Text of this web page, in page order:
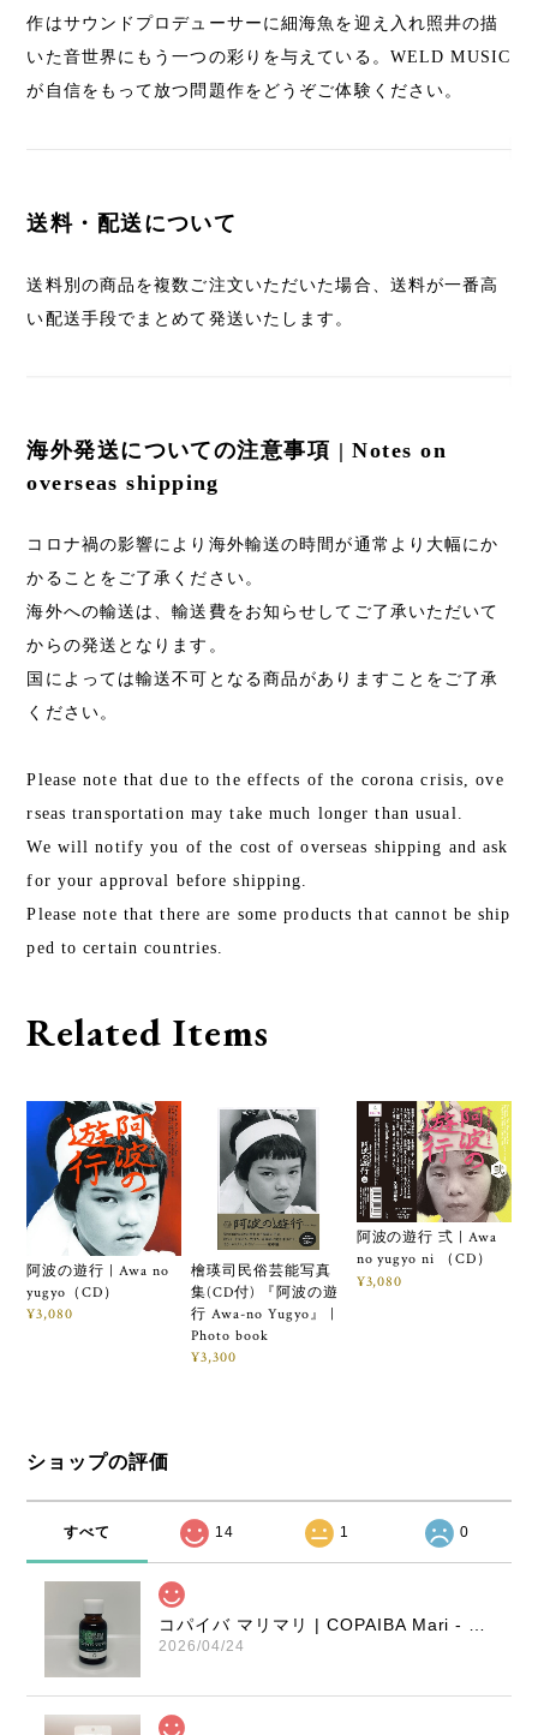
作はサウンドプロデューサーに細海魚を迎え入れ照井の描
いた音世界にもう一つの彩りを与えている。WELD MUSIC
が自信をもって放つ問題作をどうぞご体験ください。
送料・配送について
送料別の商品を複数ご注文いただいた場合、送料が一番高
い配送手段でまとめて発送いたします。
海外発送についての注意事項 | Notes on
overseas shipping
コロナ禍の影響により海外輸送の時間が通常より大幅にか
かることをご了承ください。
海外への輸送は、輸送費をお知らせしてご了承いただいて
からの発送となります。
国によっては輸送不可となる商品がありますことをご了承
ください。
Please note that due to the effects of the corona crisis, ove
rseas transportation may take much longer than usual.
We will notify you of the cost of overseas shipping and ask
for your approval before shipping.
Please note that there are some products that cannot be ship
ped to certain countries.
Related Items
阿波の遊行 | Awa no
yugyo（CD）
¥3,080
檜瑛司民俗芸能写真
集(CD付) 『阿波の遊
行 Awa-no Yugyo』 |
Photo book
¥3,300
阿波の遊行 弍 | Awa
no yugyo ni （CD）
¥3,080
ショップの評価
すべて 14 1 0
コパイバ マリマリ | COPAIBA Mari - Mari (20ml)
2026/04/24